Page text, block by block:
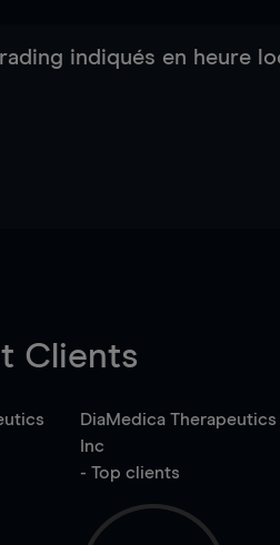
indiqués en heure
Clients
DiaMedica Therapeutics
Inc
- Top clients